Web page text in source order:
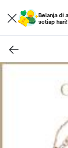
Belanja di
setiap hari!